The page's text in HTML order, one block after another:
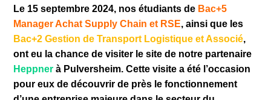
Le 15 septembre 2024, nos étudiants de Bac+5
Manager Achat Supply Chain et RSE, ainsi que les
Bac+2 Gestion de Transport Logistique et Associé,
ont eu la chance de visiter le site de notre partenaire
Heppner à Pulversheim. Cette visite a été l’occasion
pour eux de découvrir de près le fonctionnement